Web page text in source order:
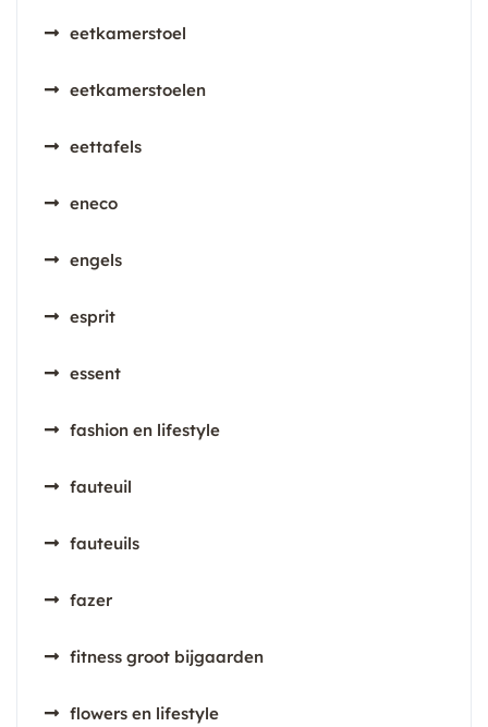
eetkamerstoel
eetkamerstoelen
eettafels
eneco
engels
esprit
essent
fashion en lifestyle
fauteuil
fauteuils
fazer
fitness groot bijgaarden
flowers en lifestyle